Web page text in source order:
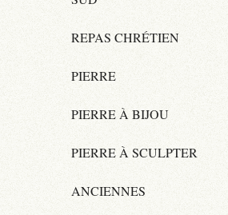
REPAS CHRÉTIEN
PIERRE
PIERRE À BIJOU
PIERRE À SCULPTER
ANCIENNES